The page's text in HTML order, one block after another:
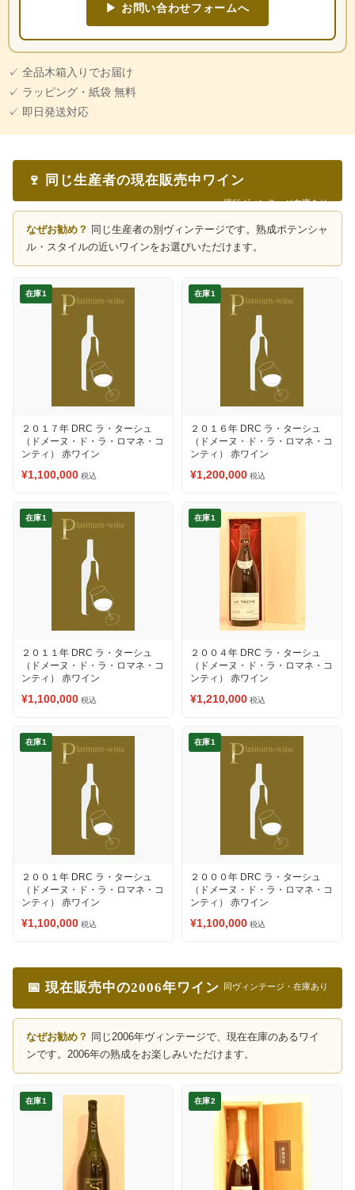
▶ お問い合わせフォームへ
✓ 全品木箱入りでお届け
✓ ラッピング・紙袋 無料
✓ 即日発送対応
🍷 同じ生産者の現在販売中ワイン
現行ヴィンテージ在庫あり
なぜお勧め？ 同じ生産者の別ヴィンテージです。熟成ポテンシャ
ル・スタイルの近いワインをお選びいただけます。
在庫1
２０１７年 DRC ラ・ターシュ
（ドメーヌ・ド・ラ・ロマネ・コ
ンティ） 赤ワイン
¥1,100,000 税込
在庫1
２０１６年 DRC ラ・ターシュ
（ドメーヌ・ド・ラ・ロマネ・コ
ンティ） 赤ワイン
¥1,200,000 税込
在庫1
２０１１年 DRC ラ・ターシュ
（ドメーヌ・ド・ラ・ロマネ・コ
ンティ） 赤ワイン
¥1,100,000 税込
在庫1
２００４年 DRC ラ・ターシュ
（ドメーヌ・ド・ラ・ロマネ・コ
ンティ） 赤ワイン
¥1,210,000 税込
在庫1
２００１年 DRC ラ・ターシュ
（ドメーヌ・ド・ラ・ロマネ・コ
ンティ） 赤ワイン
¥1,100,000 税込
在庫1
２０００年 DRC ラ・ターシュ
（ドメーヌ・ド・ラ・ロマネ・コ
ンティ） 赤ワイン
¥1,100,000 税込
📅 現在販売中の2006年ワイン 同ヴィンテージ・在庫あり
なぜお勧め？ 同じ2006年ヴィンテージで、現在在庫のあるワイ
ンです。2006年の熟成をお楽しみいただけます。
在庫1 在庫2